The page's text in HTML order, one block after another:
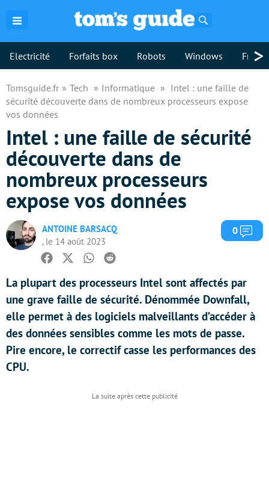
Electricité Forfaits box Robots Windows >
Tomsguide.fr Tech Informatique
Intel : une faille de
sécurité découverte dans de nombreux processeurs expose
vos données
Intel : une faille de sécurité
découverte dans de
nombreux processeurs
expose vos données
ANTOINE BARSACQ
, le 14 août 2023
0
Facebook
TwitterWhatsapp
Reddit
La plupart des processeurs Intel sont affectés par
une grave faille de sécurité. Dénommée Downfall,
elle permet à des logiciels malveillants d’accéder à
des données sensibles comme les mots de passe.
Pire encore, le correctif casse les performances des
CPU.